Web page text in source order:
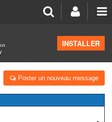
INSTALLER
Poster un nouveau message